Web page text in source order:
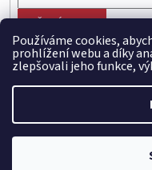
Používáme cookies,
prohlížení webu a díky
zlepšovali jeho funkce,
PŘIHLÁSIT SE
Copyright 2026
.